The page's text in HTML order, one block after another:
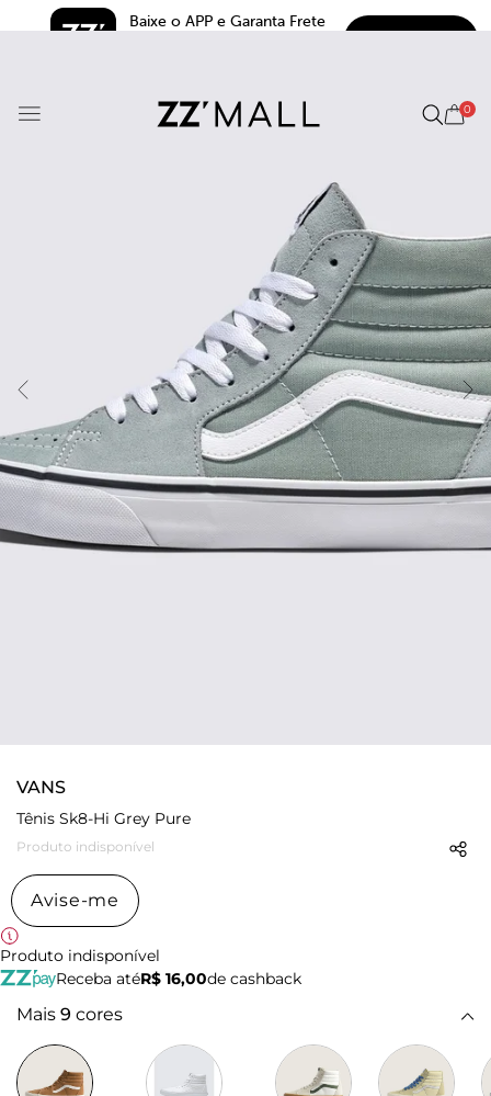
Baixe o APP e Garanta Frete
0
VANS
Tênis Sk8-Hi Grey Pure
Produto indisponível
Avise-me
Produto indisponível
Receba atéR$ 16,00de cashback
Mais 9 cores